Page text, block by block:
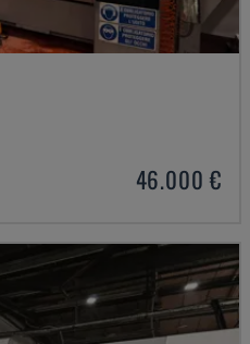
46.000 €